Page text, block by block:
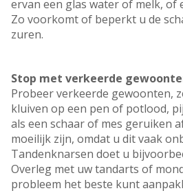
ervan een glas water of melk, of
Zo voorkomt of beperkt u de
zuren.
Stop met verkeerde
Probeer verkeerde gewoonten,
kluiven op een pen of potlood,
als een schaar of mes geruiken
moeilijk zijn, omdat u dit vaak
Tandenknarsen doet u
Overleg met uw tandarts of
probleem het beste kunt